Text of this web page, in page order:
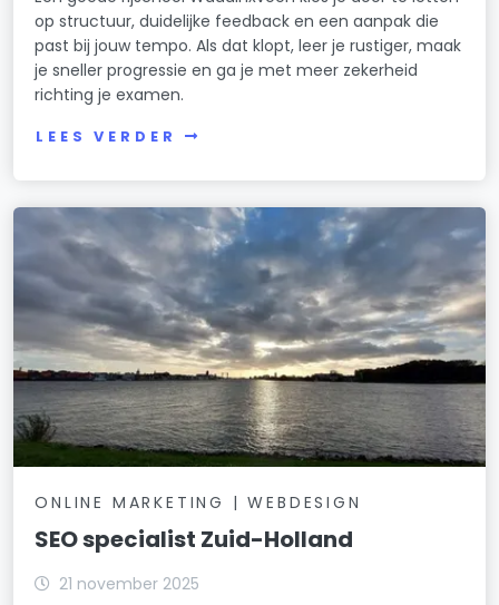
op structuur, duidelijke feedback en een aanpak die
past bij jouw tempo. Als dat klopt, leer je rustiger, maak
je sneller progressie en ga je met meer zekerheid
richting je examen.
LEES VERDER
ONLINE MARKETING | WEBDESIGN
SEO specialist Zuid-Holland
21 november 2025